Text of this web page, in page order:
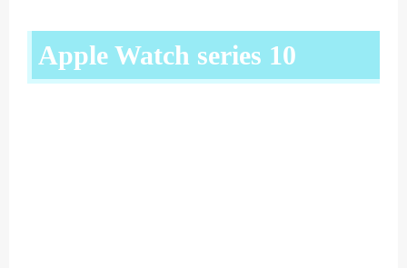
Apple Watch series 10